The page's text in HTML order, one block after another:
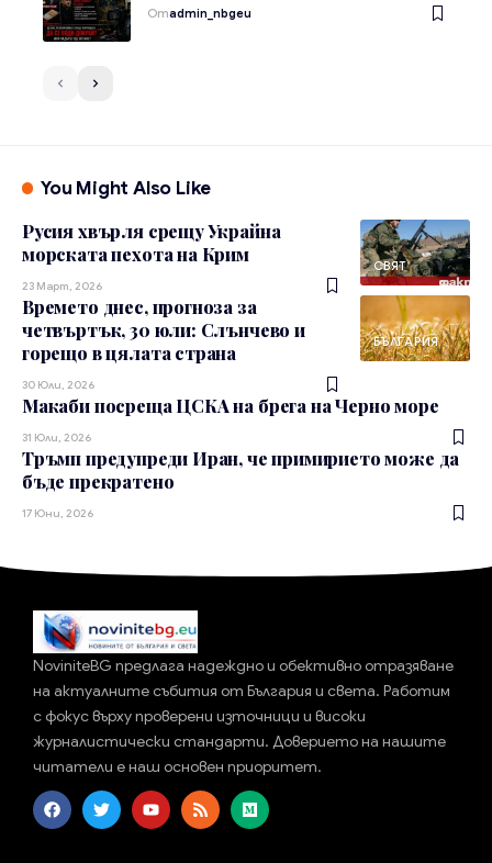
Отadmin_nbgeu
You Might Also Like
СВЯТ
Русия хвърля срещу Украйна
морската пехота на Крим
23 Март, 2026
БЪЛГАРИЯ
Времето днес, прогноза за
четвъртък, 30 юли: Слънчево и
горещо в цялата страна
30 Юли, 2026
Макаби посреща ЦСКА на брега на Черно море
31 Юли, 2026
Тръмп предупреди Иран, че примирието може да
бъде прекратено
17 Юни, 2026
NoviniteBG предлага надеждно и обективно отразяване
на актуалните събития от България и света. Работим
с фокус върху проверени източници и високи
журналистически стандарти. Доверието на нашите
читатели е наш основен приоритет.